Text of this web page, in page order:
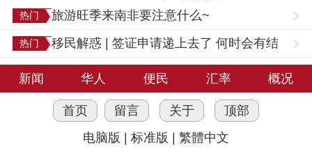
热门 旅游旺季来南非要注意什么~
热门
移民解惑 | 签证申请递上去了 何时会有结
果？
新闻
华人 便民 汇率 概况
首页 留言 关于
顶部
电脑版
标准版 繁體中文